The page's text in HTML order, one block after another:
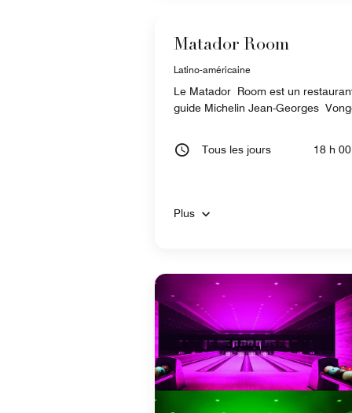
Matador Room
Latino-américaine
Le Matador Room est un
guide Michelin Jean-Georges
Tous les jours 18 h
Plus